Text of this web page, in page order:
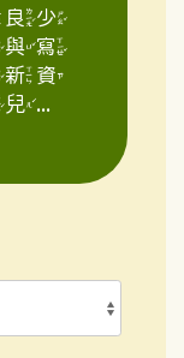
良少
與寫
資
...